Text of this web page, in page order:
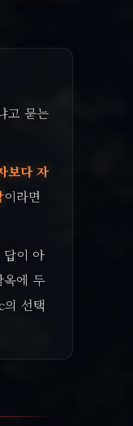
고 묻는
보다 자
이라면
답이 아
옥에 두
선택